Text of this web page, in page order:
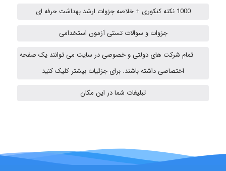
A.balandeh
Jafar Tym
1000 نکته کنکوری + خلاصه جزوات ارشد بهداشت حرفه ای
جزوات و سوالات تستی آزمون استخدامی
تمام شرکت های دولتی و خصوصی در سایت می توانند یک صفحه
اختصاصی داشته باشند. برای جزئیات بیشتر کلیک کنید
تبلیغات شما در این مکان